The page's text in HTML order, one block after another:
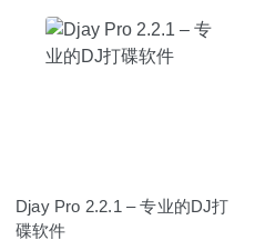
Djay Pro 2.2.1 – 专业的DJ打
碟软件